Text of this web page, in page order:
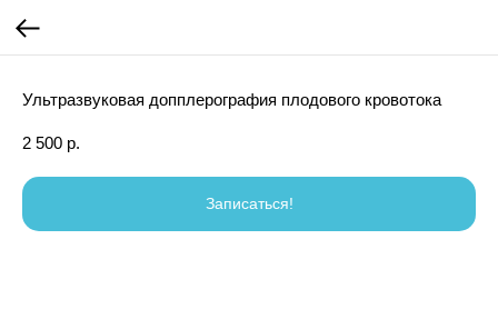
Ультразвуковая допплерография плодового кровотока
2 500 р.
Записаться!